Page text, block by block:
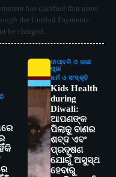
has clarified that users
the Unified Payments
be charged…
ଦୀପାବଳି ଓ କାଳୀ
ପୂଜା
ଧର୍ମ ଓ ସଂସ୍କୃତି
Kids Health
during
Diwali:
ଆପଣଙ୍କ
ପିଲାକୁ ବାଣର
ଶବ୍ଦ ଏବଂ
ପ୍ରଦୂଷଣ
ଯୋଗୁଁ ଅସୁସ୍ଥ
ହେବାରୁ